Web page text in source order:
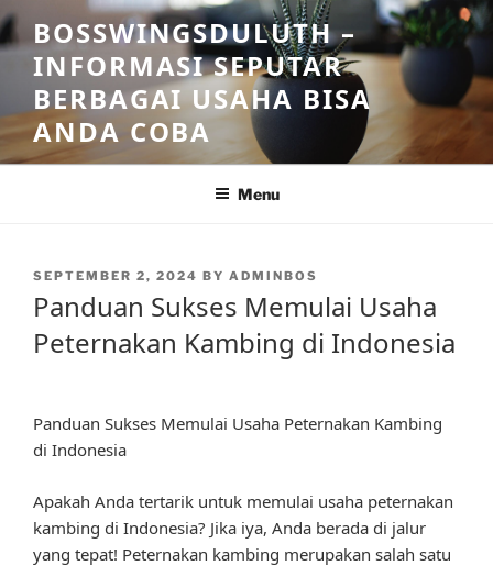
Skip
to
content
BOSSWINGSDULUTH –
INFORMASI SEPUTAR
BERBAGAI USAHA BISA
ANDA COBA
Menu
POSTED
SEPTEMBER 2, 2024 BY ADMINBOS
Panduan Sukses Memulai Usaha
Peternakan Kambing di Indonesia
Panduan Sukses Memulai Usaha Peternakan Kambing
di Indonesia
Apakah Anda tertarik untuk memulai usaha peternakan
kambing di Indonesia? Jika iya, Anda berada di jalur
yang tepat! Peternakan kambing merupakan salah satu